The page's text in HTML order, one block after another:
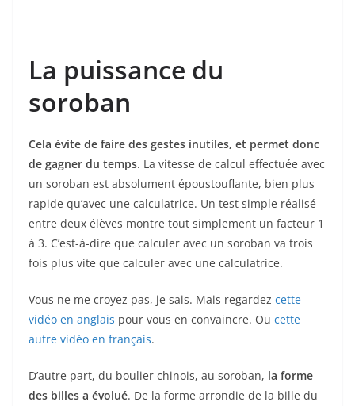
La puissance du
soroban
Cela évite de faire des gestes inutiles, et permet donc
de gagner du temps. La vitesse de calcul effectuée avec
un soroban est absolument époustouflante, bien plus
rapide qu’avec une calculatrice. Un test simple réalisé
entre deux élèves montre tout simplement un facteur 1
à 3. C’est-à-dire que calculer avec un soroban va trois
fois plus vite que calculer avec une calculatrice.
Vous ne me croyez pas, je sais. Mais regardez cette
vidéo en anglais pour vous en convaincre. Ou cette
autre vidéo en français.
D’autre part, du boulier chinois, au soroban, la forme
des billes a évolué. De la forme arrondie de la bille du